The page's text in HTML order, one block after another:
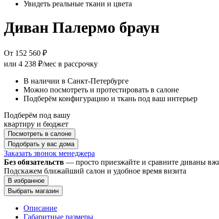
Увидеть реальные ткани и цвета
Диван Палермо браун
От 152 560 ₽
или 4 238 ₽/мес в рассрочку
В наличии в Санкт-Петербурге
Можно посмотреть и протестировать в салоне
Подберём конфигурацию и ткань под ваш интерьер
Подберём под вашу
квартиру и бюджет
Посмотреть в салоне
Подобрать у вас дома
Заказать звонок менеджера
Без обязательств — просто приезжайте и сравните диваны
Подскажем ближайший салон и удобное время визита
В избранное
Выбрать магазин
Описание
Габаритные размеры